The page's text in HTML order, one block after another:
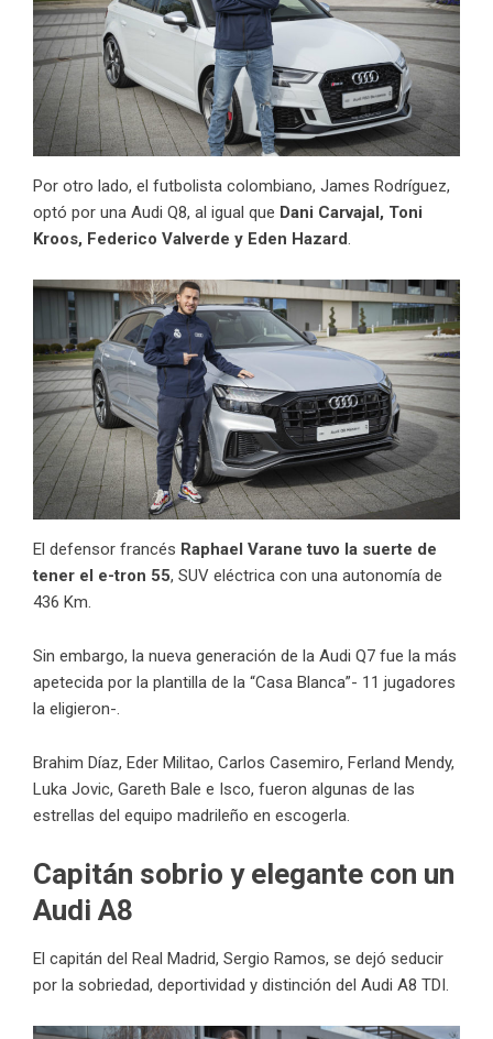
Por otro lado, el futbolista colombiano, James Rodríguez,
optó por una Audi Q8, al igual que Dani Carvajal, Toni
Kroos, Federico Valverde y Eden Hazard.
El defensor francés Raphael Varane tuvo la suerte de
tener el e-tron 55, SUV eléctrica con una autonomía de
436 Km.
Sin embargo, la nueva generación de la Audi Q7 fue la más
apetecida por la plantilla de la “Casa Blanca”- 11 jugadores
la eligieron-.
Brahim Díaz, Eder Militao, Carlos Casemiro, Ferland Mendy,
Luka Jovic, Gareth Bale e Isco, fueron algunas de las
estrellas del equipo madrileño en escogerla.
Capitán sobrio y elegante con un
Audi A8
El capitán del Real Madrid, Sergio Ramos, se dejó seducir
por la sobriedad, deportividad y distinción del Audi A8 TDI.